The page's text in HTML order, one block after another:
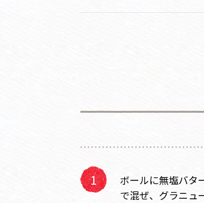
ボールに無塩バタ
で混ぜ、グラニュ